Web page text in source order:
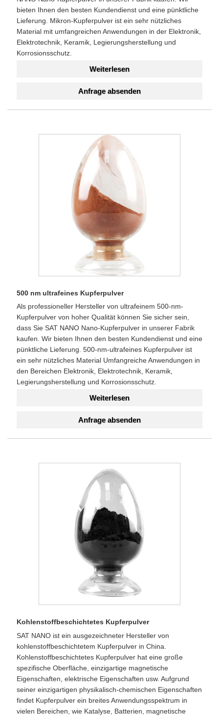
bieten Ihnen den besten Kundendienst und eine pünktliche
Lieferung. Mikron-Kupferpulver ist ein sehr nützliches
Material mit umfangreichen Anwendungen in der Elektronik,
Elektrotechnik, Keramik, Legierungsherstellung und
Korrosionsschutz.
Weiterlesen
Anfrage absenden
500 nm ultrafeines Kupferpulver
Als professioneller Hersteller von ultrafeinem 500-nm-
Kupferpulver von hoher Qualität können Sie sicher sein,
dass Sie SAT NANO Nano-Kupferpulver in unserer Fabrik
kaufen. Wir bieten Ihnen den besten Kundendienst und eine
pünktliche Lieferung. 500-nm-ultrafeines Kupferpulver ist
ein sehr nützliches Material Umfangreiche Anwendungen in
den Bereichen Elektronik, Elektrotechnik, Keramik,
Legierungsherstellung und Korrosionsschutz.
Weiterlesen
Anfrage absenden
Kohlenstoffbeschichtetes Kupferpulver
SAT NANO ist ein ausgezeichneter Hersteller von
kohlenstoffbeschichtetem Kupferpulver in China.
Kohlenstoffbeschichtetes Kupferpulver hat eine große
spezifische Oberfläche, einzigartige magnetische
Eigenschaften, elektrische Eigenschaften usw. Aufgrund
seiner einzigartigen physikalisch-chemischen Eigenschaften
findet Kupferpulver ein breites Anwendungsspektrum in
vielen Bereichen, wie Katalyse, Batterien, magnetische